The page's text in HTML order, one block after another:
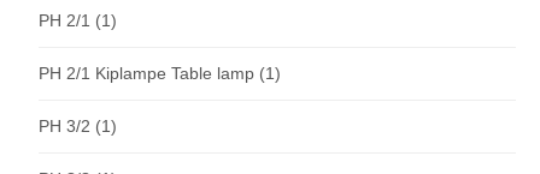
PH 2/1 (1)
PH 2/1 Kiplampe Table lamp (1)
PH 3/2 (1)